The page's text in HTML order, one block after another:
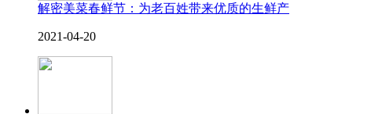
解密美菜春鲜节：为老百姓带来优质的生鲜产
2021-04-20